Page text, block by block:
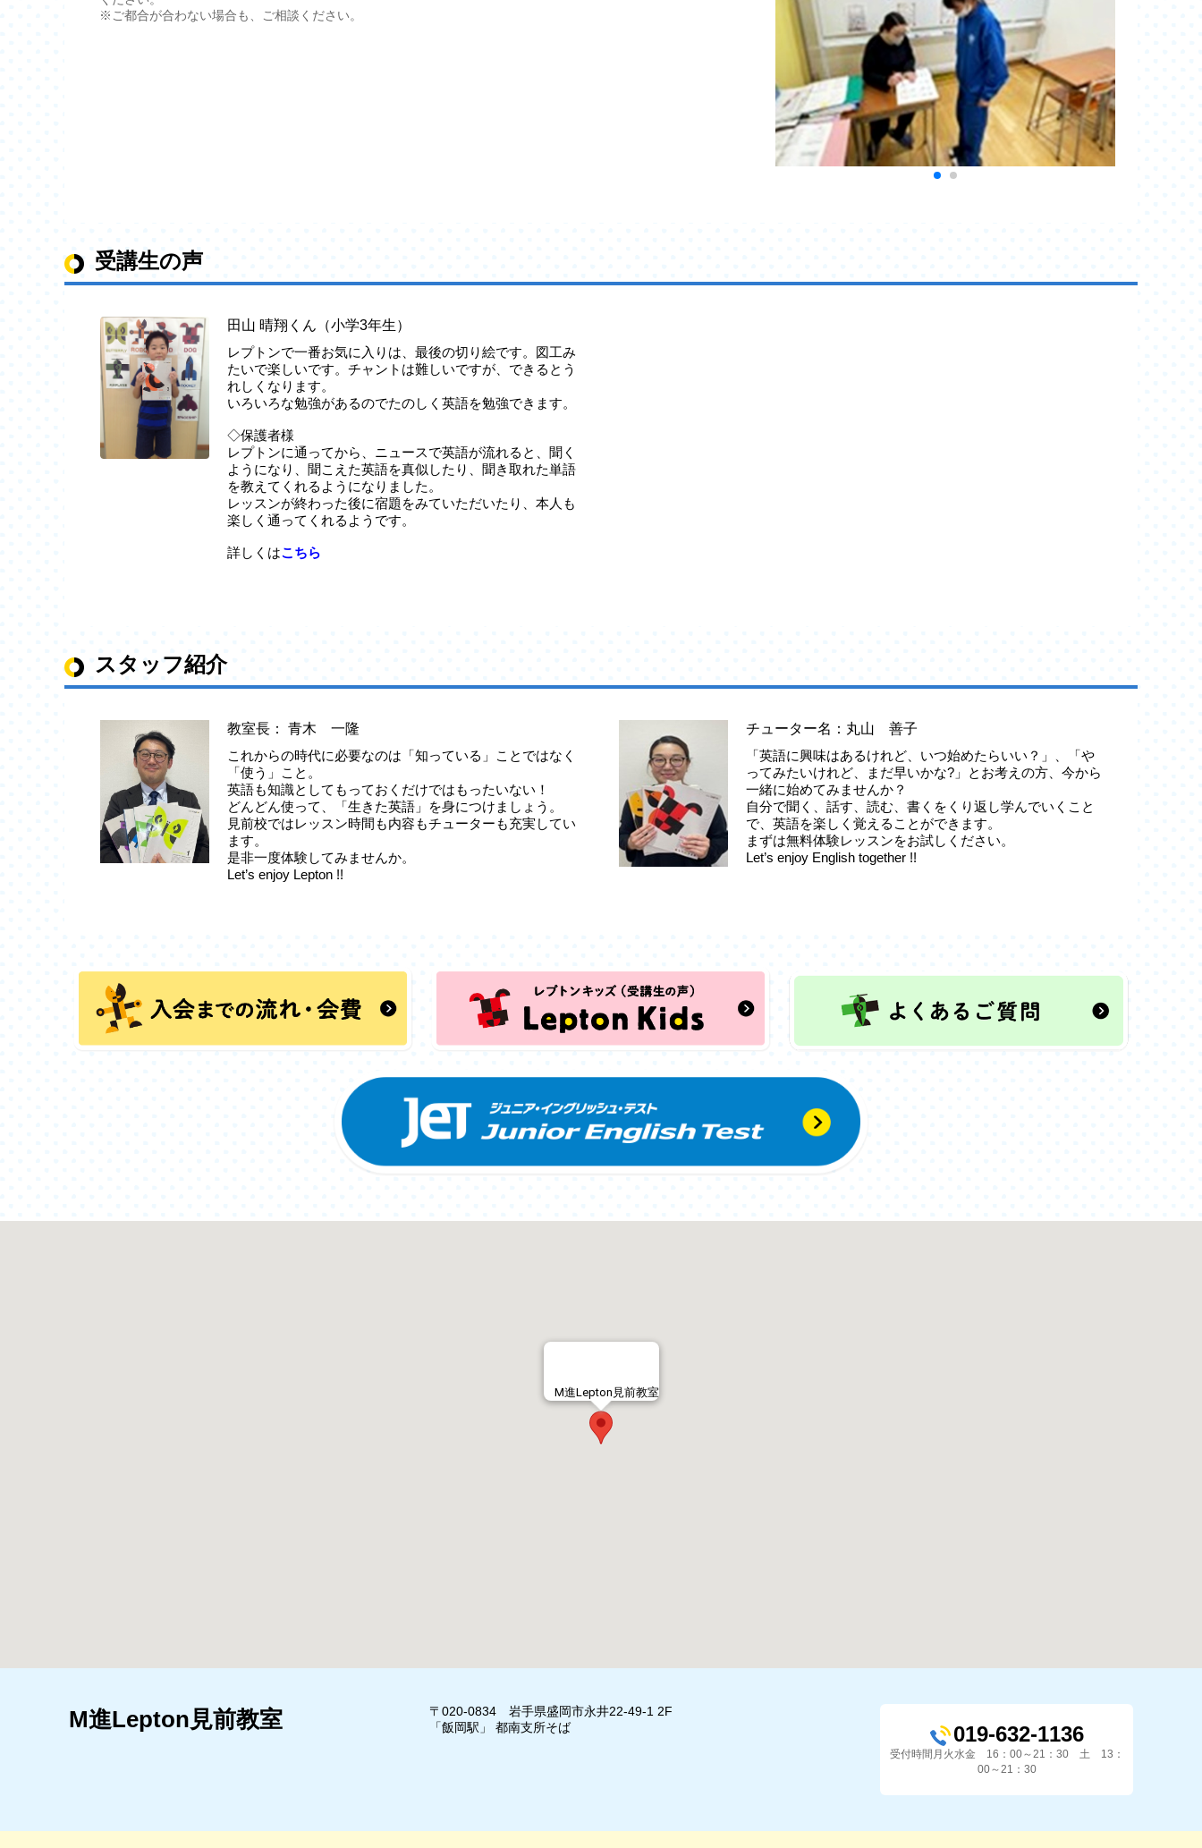
※ご都合が合わない場合も、ご相談ください。
受講生の声
田山 晴翔くん（小学3年生）
レプトンで一番お気に入りは、最後の切り絵です。図工み
たいで楽しいです。チャントは難しいですが、できるとう
れしくなります。
いろいろな勉強があるのでたのしく英語を勉強できます。
◇保護者様
レプトンに通ってから、ニュースで英語が流れると、聞く
ようになり、聞こえた英語を真似したり、聞き取れた単語
を教えてくれるようになりました。
レッスンが終わった後に宿題をみていただいたり、本人も
楽しく通ってくれるようです。
詳しくはこちら
スタッフ紹介
教室長： 青木 一隆
これからの時代に必要なのは「知っている」ことではなく
「使う」こと。
英語も知識としてもっておくだけではもったいない！
どんどん使って、「生きた英語」を身につけましょう。
見前校ではレッスン時間も内容もチューターも充実してい
ます。
是非一度体験してみませんか。
Let’s enjoy Lepton !!
チューター名：丸山 善子
「英語に興味はあるけれど、いつ始めたらいい？」、「や
ってみたいけれど、まだ早いかな?」とお考えの方、今から
一緒に始めてみませんか？
自分で聞く、話す、読む、書くをくり返し学んでいくこと
で、英語を楽しく覚えることができます。
まずは無料体験レッスンをお試しください。
Let’s enjoy English together !!
M進Lepton見前教室
M進Lepton見前教室
〒020-0834 岩手県盛岡市永井22-49-1 2F
「飯岡駅」 都南支所そば
019-632-1136
受付時間月火水金 16：00～21：30 土 13：
00～21：30